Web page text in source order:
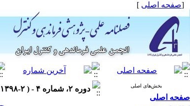
[صفحه اصلی ]
بخش‌های اصلی
صفحه اصلی
دوره ۲، شماره ۴ - ( ۲-۱۳۹۸ )